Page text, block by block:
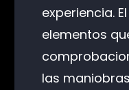
experiencia.
elementos
las